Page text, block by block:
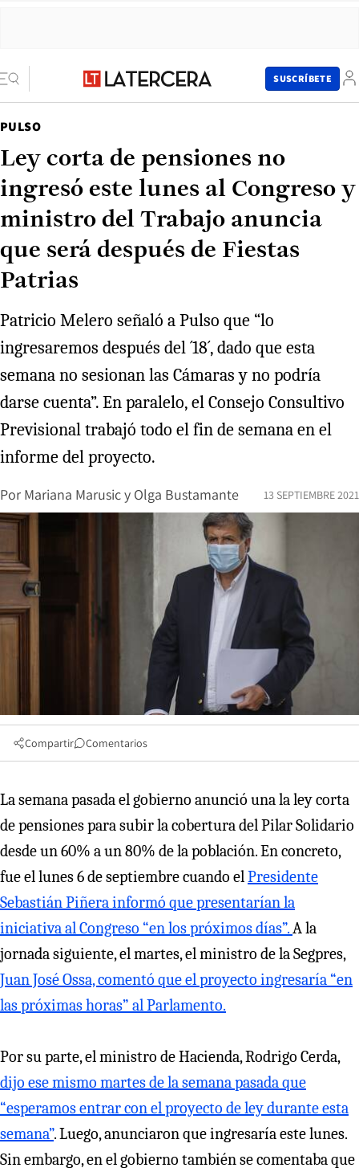
SUSCRÍBETE
PULSO
Ley corta de pensiones no
ingresó este lunes al Congreso y
ministro del Trabajo anuncia
que será después de Fiestas
Patrias
Patricio Melero señaló a Pulso que “lo
ingresaremos después del ´18´, dado que esta
semana no sesionan las Cámaras y no podría
darse cuenta”. En paralelo, el Consejo Consultivo
Previsional trabajó todo el fin de semana en el
informe del proyecto.
Por Mariana Marusicy Olga Bustamante 13 SEPTIEMBRE 2021
Compartir Comentarios
La semana pasada el gobierno anunció una la ley corta
de pensiones para subir la cobertura del Pilar Solidario
desde un 60% a un 80% de la población. En concreto,
fue el lunes 6 de septiembre cuando elPresidente
Sebastián Piñera informó que presentarían la
iniciativa al Congreso “en los próximos días”.A la
jornada siguiente, el martes, el ministro de la Segpres,
Juan José Ossa, comentó que el proyecto ingresaría “en
las próximas horas” al Parlamento.
Por su parte, el ministro de Hacienda, Rodrigo Cerda,
dijo ese mismo martes de la semana pasada que
“esperamos entrar con el proyecto de ley durante esta
semana”. Luego, anunciaron que ingresaría este lunes.
Sin embargo, en el gobierno también se comentaba que